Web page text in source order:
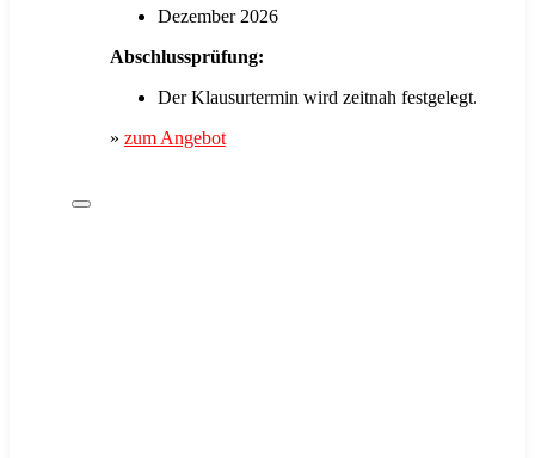
Dezember 2026
Abschlussprüfung:
Der Klausurtermin wird zeitnah festgelegt.
» zum Angebot